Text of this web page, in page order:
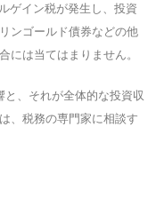
ゲイン税が発生し、投資
ンゴールド債券などの他
には当てはまりません。
、それが全体的な投資収
、税務の専門家に相談す